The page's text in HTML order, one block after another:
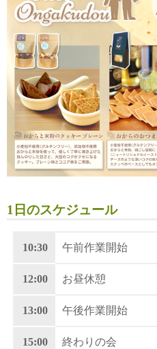
1日のスケジュール
10:30 午前作業開始
12:00 お昼休憩
13:00 午後作業開始
15:00 終わりの会